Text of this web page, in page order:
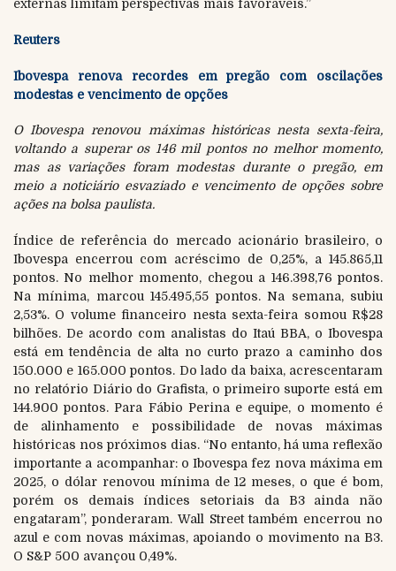
externas limitam perspectivas mais favoráveis.”
Reuters
Ibovespa renova recordes em pregão com oscilações
modestas e vencimento de opções
O Ibovespa renovou máximas históricas nesta sexta-feira,
voltando a superar os 146 mil pontos no melhor momento,
mas as variações foram modestas durante o pregão, em
meio a noticiário esvaziado e vencimento de opções sobre
ações na bolsa paulista.
Índice de referência do mercado acionário brasileiro, o
Ibovespa encerrou com acréscimo de 0,25%, a 145.865,11
pontos. No melhor momento, chegou a 146.398,76 pontos.
Na mínima, marcou 145.495,55 pontos. Na semana, subiu
2,53%. O volume financeiro nesta sexta-feira somou R$28
bilhões. De acordo com analistas do Itaú BBA, o Ibovespa
está em tendência de alta no curto prazo a caminho dos
150.000 e 165.000 pontos. Do lado da baixa, acrescentaram
no relatório Diário do Grafista, o primeiro suporte está em
144.900 pontos. Para Fábio Perina e equipe, o momento é
de alinhamento e possibilidade de novas máximas
históricas nos próximos dias. “No entanto, há uma reflexão
importante a acompanhar: o Ibovespa fez nova máxima em
2025, o dólar renovou mínima de 12 meses, o que é bom,
porém os demais índices setoriais da B3 ainda não
engataram”, ponderaram. Wall Street também encerrou no
azul e com novas máximas, apoiando o movimento na B3.
O S&P 500 avançou 0,49%.